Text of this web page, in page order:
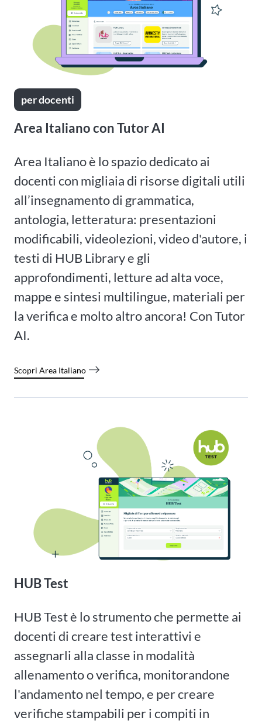
per docenti
Area Italiano con Tutor AI
Area Italiano è lo spazio dedicato ai
docenti con migliaia di risorse digitali utili
all’insegnamento di grammatica,
antologia, letteratura: presentazioni
modificabili, videolezioni, video d'autore, i
testi di HUB Library e gli
approfondimenti, letture ad alta voce,
mappe e sintesi multilingue, materiali per
la verifica e molto altro ancora! Con Tutor
AI.
Scopri Area Italiano
HUB Test
HUB Test è lo strumento che permette ai
docenti di creare test interattivi e
assegnarli alla classe in modalità
allenamento o verifica, monitorandone
l'andamento nel tempo, e per creare
verifiche stampabili per i compiti in